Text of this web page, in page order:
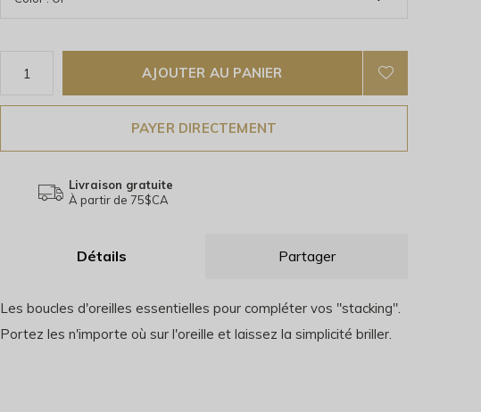
AJOUTER AU PANIER
PAYER DIRECTEMENT
Livraison gratuite
À partir de 75$CA
Détails Partager
Les boucles d'oreilles essentielles pour compléter vos "stacking".
Portez les n'importe où sur l'oreille et laissez la simplicité briller.